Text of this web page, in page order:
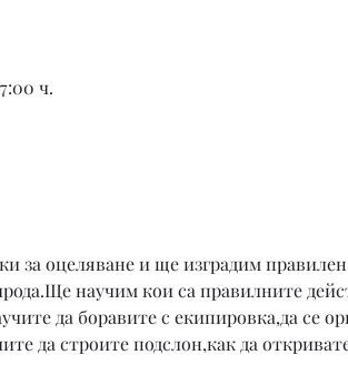
ч.
за оцеляване и ще изградим
научим кои са правилните
да боравите с екипировка,да се
да строите подслон,как да